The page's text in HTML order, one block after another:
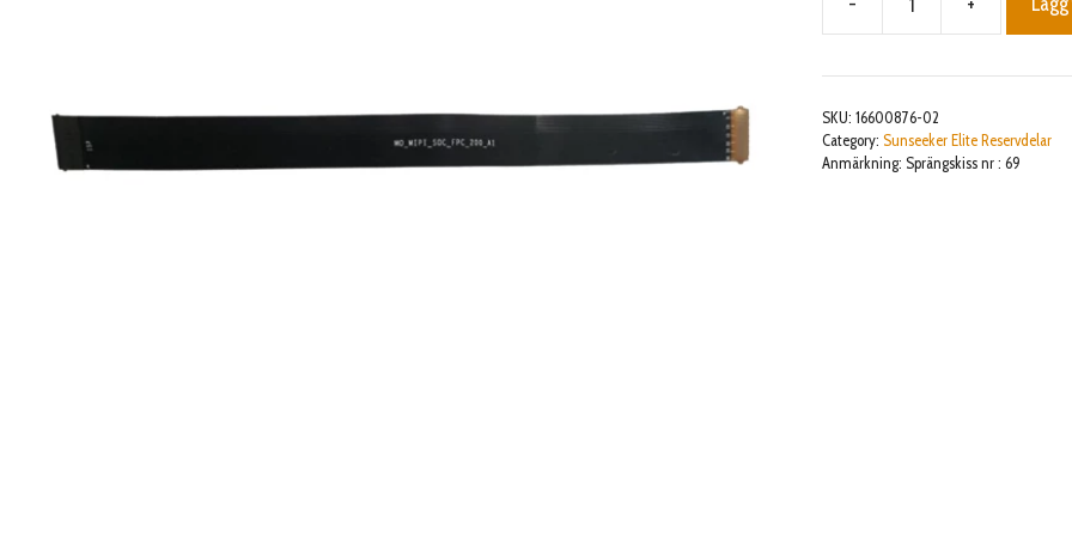
cable
mängd
SKU: 16600876-02
Category: Sunseeker Elite Reservdelar
Anmärkning: Sprängskiss nr : 69